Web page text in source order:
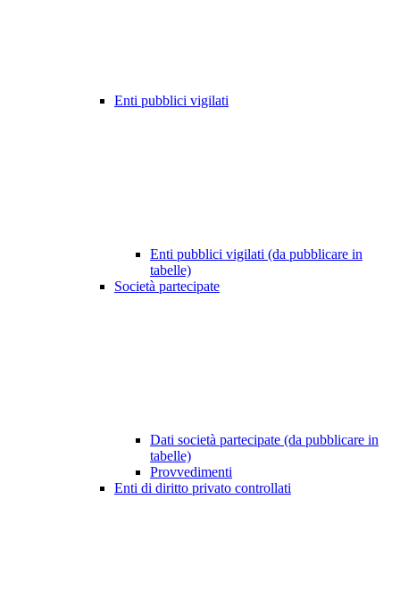
Enti pubblici vigilati
Enti pubblici vigilati (da pubblicare in
tabelle)
Società partecipate
Dati società partecipate (da pubblicare in
tabelle)
Provvedimenti
Enti di diritto privato controllati